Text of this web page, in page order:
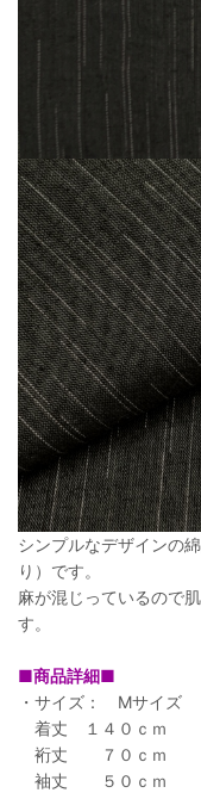
シンプルなデザインの
り）です。
麻が混じっているので
す。
■商品詳細■
・サイズ： Mサイズ
着丈 １４０ｃｍ
裄丈 ７０ｃｍ
袖丈 ５０ｃｍ